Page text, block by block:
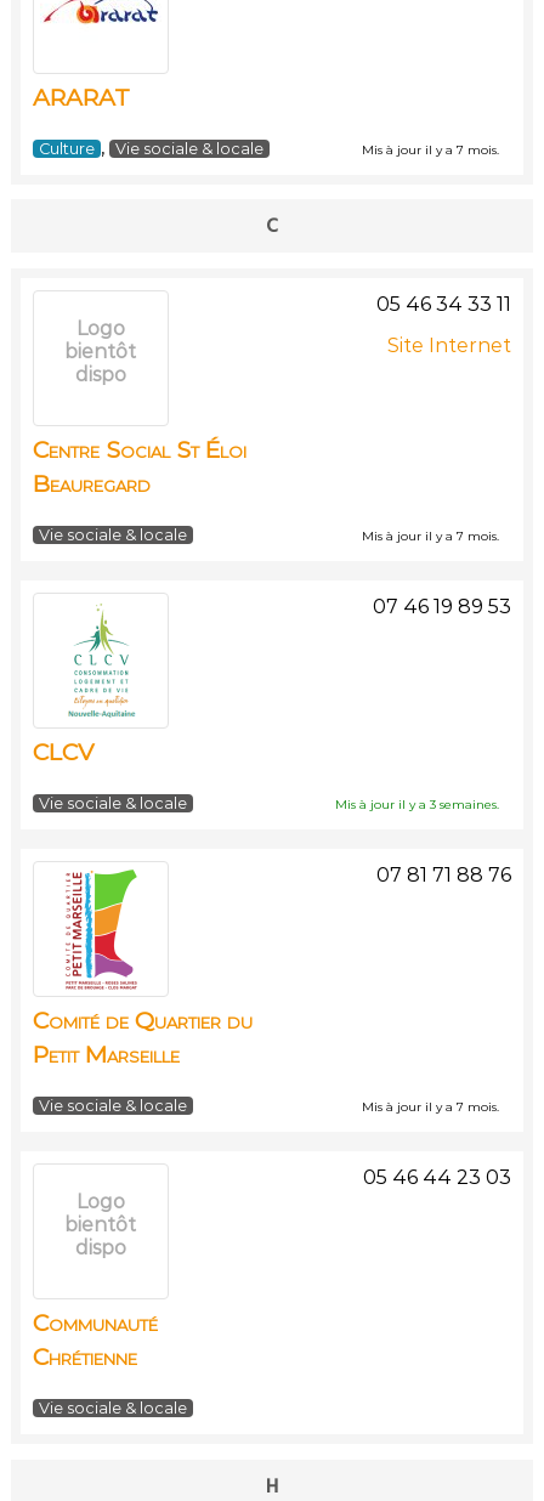
ARARAT
Culture , Vie sociale & locale Mis à jour il y a 7 mois.
C
Logo
bientôt
dispo
Centre Social St Éloi
Beauregard
05 46 34 33 11
Site Internet
Vie sociale & locale Mis à jour il y a 7 mois.
CLCV
07 46 19 89 53
Vie sociale & locale Mis à jour il y a 3 semaines.
Comité de Quartier du
Petit Marseille
07 81 71 88 76
Vie sociale & locale Mis à jour il y a 7 mois.
Logo
bientôt
dispo
Communauté
Chrétienne
05 46 44 23 03
Vie sociale & locale
H